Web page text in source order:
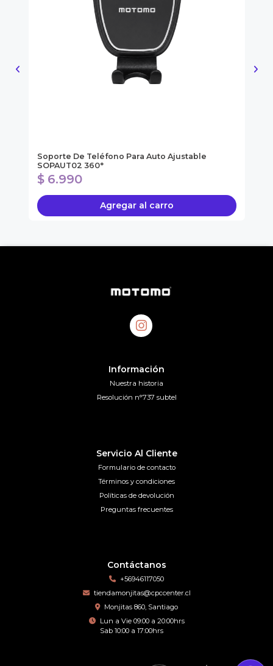
Soporte De Teléfono Para Auto Ajustable
SOPAUT02 360°
$ 6.990
Agregar al carro
Información
Nuestra historia
Resolución n°737 subtel
Servicio Al Cliente
Formulario de contacto
Términos y condiciones
Políticas de devolución
Preguntas frecuentes
Contáctanos
+56946117050
tiendamonjitas@cpccenter.cl
Monjitas 860, Santiago
Lun a Vie 09:00 a 20:00hrs
Sab 10:00 a 17:00hrs